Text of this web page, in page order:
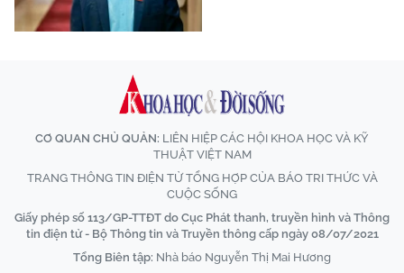
CƠ QUAN CHỦ QUẢN: LIÊN HIỆP CÁC HỘI KHOA HỌC VÀ KỸ
THUẬT VIỆT NAM
TRANG THÔNG TIN ĐIỆN TỬ TỔNG HỢP CỦA BÁO TRI THỨC VÀ
CUỘC SỐNG
Giấy phép số 113/GP-TTĐT do Cục Phát thanh, truyền hình và Thông
tin điện tử - Bộ Thông tin và Truyền thông cấp ngày 08/07/2021
Tổng Biên tập: Nhà báo Nguyễn Thị Mai Hương